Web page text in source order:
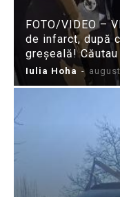
FOTO/VIDEO –
de infarct, după
greșeală!
Iulia Hoha -